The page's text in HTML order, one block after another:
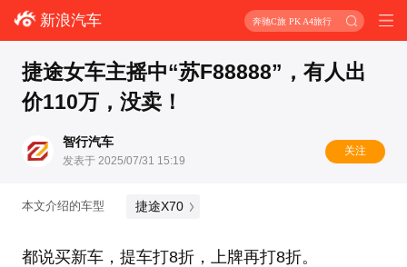
新浪汽车 奔驰C旅 PK A4旅行
捷途女车主摇中“苏F88888”，有人出
价110万，没卖！
智行汽车
发表于 2025/07/31 15:19
关注
本文介绍的车型 捷途X70
都说买新车，提车打8折，上牌再打8折。